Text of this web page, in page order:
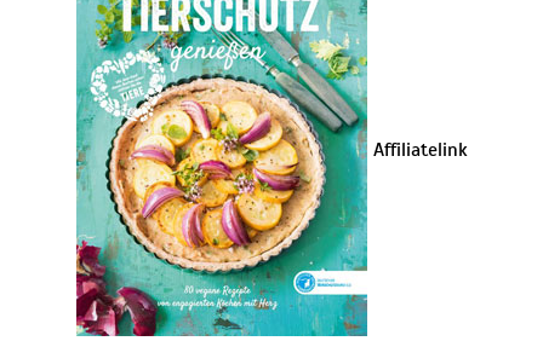
Affiliatelink